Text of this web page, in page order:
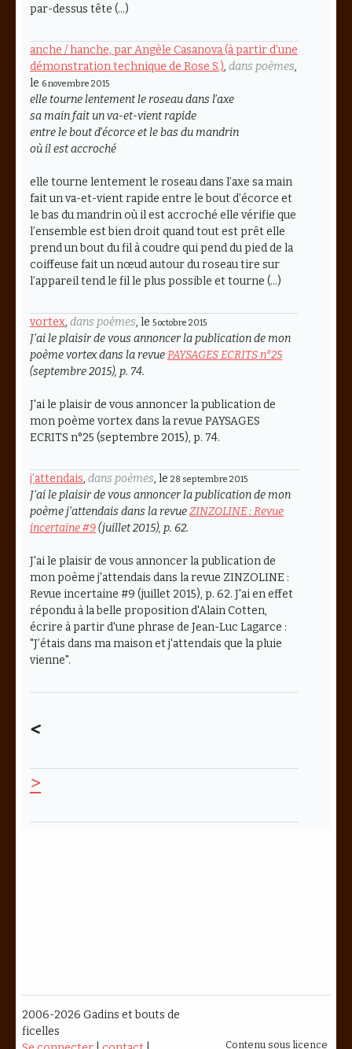
par-dessus tête (…)
anche / hanche, par Angèle Casanova (à partir d’une
démonstration technique de Rose S.), dans poèmes,
le 6 novembre 2015
elle tourne lentement le roseau dans l’axe
sa main fait un va-et-vient rapide
entre le bout d’écorce et le bas du mandrin
où il est accroché
elle tourne lentement le roseau dans l’axe sa main
fait un va-et-vient rapide entre le bout d’écorce et
le bas du mandrin où il est accroché elle vérifie que
l’ensemble est bien droit quand tout est prêt elle
prend un bout du fil à coudre qui pend du pied de la
coiffeuse fait un nœud autour du roseau tire sur
l’appareil tend le fil le plus possible et tourne (…)
vortex, dans poèmes, le 5 octobre 2015
J’ai le plaisir de vous annoncer la publication de mon
poèmevortexdans la revuePAYSAGES ECRITS n°25
(septembre 2015), p. 74.
J'ai le plaisir de vous annoncer la publication de
mon poème vortex dans la revue PAYSAGES
ECRITS n°25 (septembre 2015), p. 74.
j’attendais, dans poèmes, le 28 septembre 2015
J’ai le plaisir de vous annoncer la publication de mon
poèmej’attendais dans la revueZINZOLINE : Revue
incertaine #9(juillet 2015), p. 62.
J'ai le plaisir de vous annoncer la publication de
mon poème j'attendais dans la revue ZINZOLINE :
Revue incertaine #9 (juillet 2015), p. 62. J'ai en effet
répondu à la belle proposition d'Alain Cotten,
écrire à partir d'une phrase de Jean-Luc Lagarce :
"J’étais dans ma maison et j'attendais que la pluie
vienne".
<
>
2006-2026 Gadins et bouts de
ficelles
Contenu sous licence